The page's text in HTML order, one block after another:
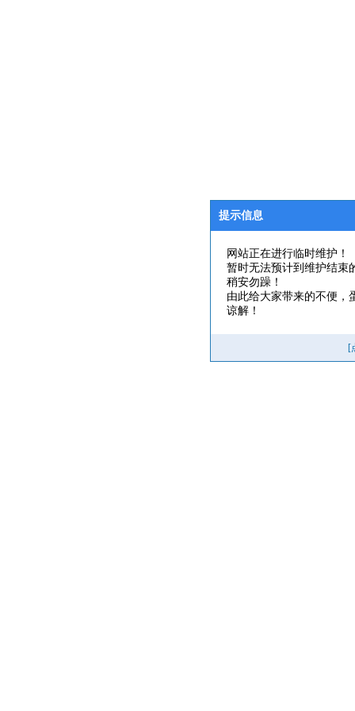
提示信息
网站正在进行临时维护！
暂时无法预计到维护结束
稍安勿躁！
由此给大家带来的不便，
谅解！
[